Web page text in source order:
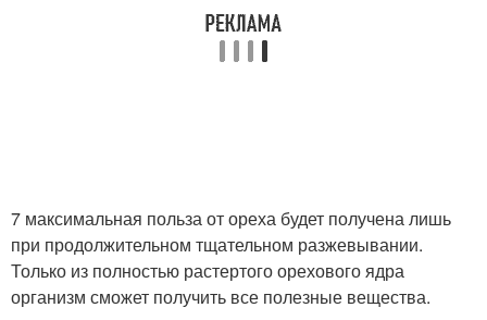
7 максимальная польза от ореха будет получена лишь
при продолжительном тщательном разжевывании.
Только из полностью растертого орехового ядра
организм сможет получить все полезные вещества.